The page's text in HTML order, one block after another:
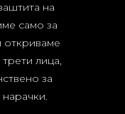
на
само за
откриваме
лица,
за